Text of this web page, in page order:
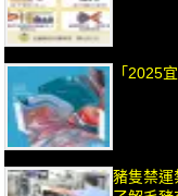
「2025
豬隻禁